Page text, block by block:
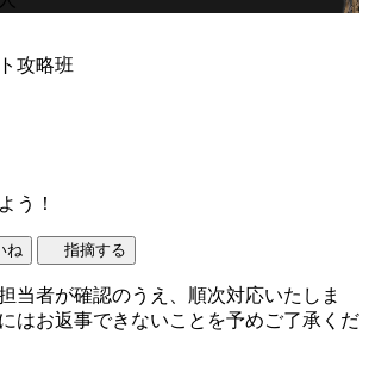
攻略班
う！
ね 指摘する
当者が確認のうえ、順次対応いたしま
はお返事できないことを予めご了承くだ